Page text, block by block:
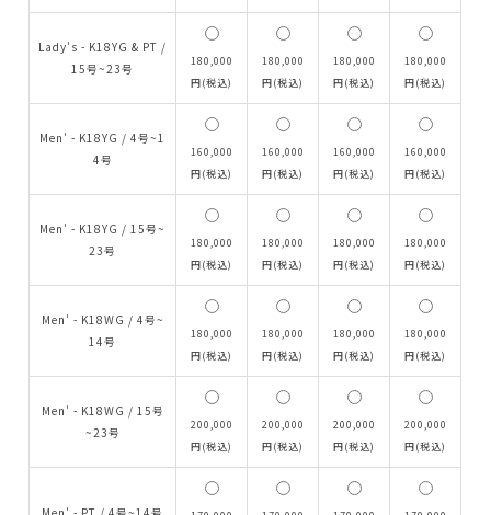
Lady's - K18YG & PT /
15号~23号
180,000
円(税込)
180,000
円(税込)
180,000
円(税込)
180,000
円(税込)
Men' - K18YG / 4号~1
4号
160,000
円(税込)
160,000
円(税込)
160,000
円(税込)
160,000
円(税込)
Men' - K18YG / 15号~
23号
180,000
円(税込)
180,000
円(税込)
180,000
円(税込)
180,000
円(税込)
Men' - K18WG / 4号~
14号
180,000
円(税込)
180,000
円(税込)
180,000
円(税込)
180,000
円(税込)
Men' - K18WG / 15号
~23号
200,000
円(税込)
200,000
円(税込)
200,000
円(税込)
200,000
円(税込)
AURORA GRAN